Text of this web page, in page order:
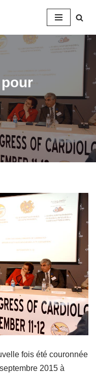
fois été couronnée
2015 à